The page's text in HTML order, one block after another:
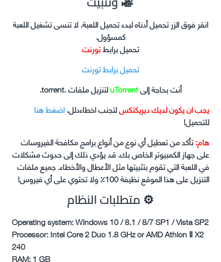
انقر فوق الزر تحميل أدناه لبدء تحميل اللعبة. لا تنسى تشغيل اللعبة
كمسؤول.
تحميل برابطتورنت
تحميل برابط تورنت
أنت بحاجة إلىuTorrentلتنزيل ملفات .torrent.
يجب ان يكون لديك ديريكتكسلتجنب اخطاءدلل.اضغط هنا
للتحميل!
هام:تأكد من تعطيل أي نوع من أنواع برامج مكافحة الفيروسات
على جهاز الكمبيوتر الخاص بك. قد يؤدي ذلك إلى حدوث مشكلات
في اللعبة التي تقوم بتثبيتها مثل الأعطال والأخطاء. جميع ملفات
التنزيل على هذا الموقع نظيفة 100٪ ولا تحتوي على أي فيروس!
⚙ متطلبات النظام
Operating system: Windows 10 / 8.1 / 8/7 SP1 / Vista SP2
Processor: Intel Core 2 Duo 1.8 GHz or AMD Athlon Ⅱ X2
240
RAM: 1 GB